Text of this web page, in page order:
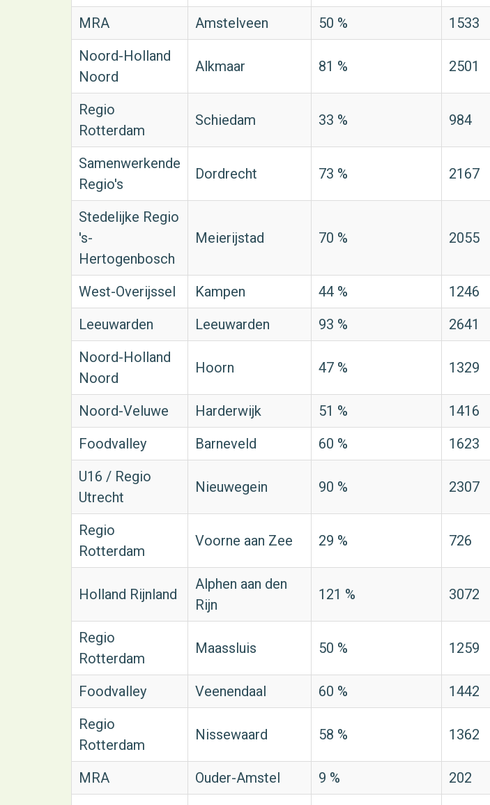
MRA Amstelveen 50 % 1533
Noord-Holland
Noord
Alkmaar 81 % 2501
Regio
Rotterdam
Schiedam 33 % 984
Samenwerkende
Regio's
Dordrecht 73 % 2167
Stedelijke Regio
's-
Hertogenbosch
Meierijstad 70 % 2055
West-Overijssel Kampen 44 % 1246
Leeuwarden
Leeuwarden 93 % 2641
Noord-Holland
Noord
Hoorn 47 % 1329
Noord-Veluwe Harderwijk 51 % 1416
Foodvalley
Barneveld 60 % 1623
U16 / Regio
Utrecht
Nieuwegein 90 % 2307
Regio
Rotterdam
Voorne aan Zee 29 % 726
Holland Rijnland
Alphen aan den
Rijn
121 % 3072
Regio
Rotterdam
Maassluis 50 % 1259
Foodvalley Veenendaal 60 % 1442
Regio
Rotterdam
Nissewaard 58 % 1362
MRA Ouder-Amstel 9 % 202